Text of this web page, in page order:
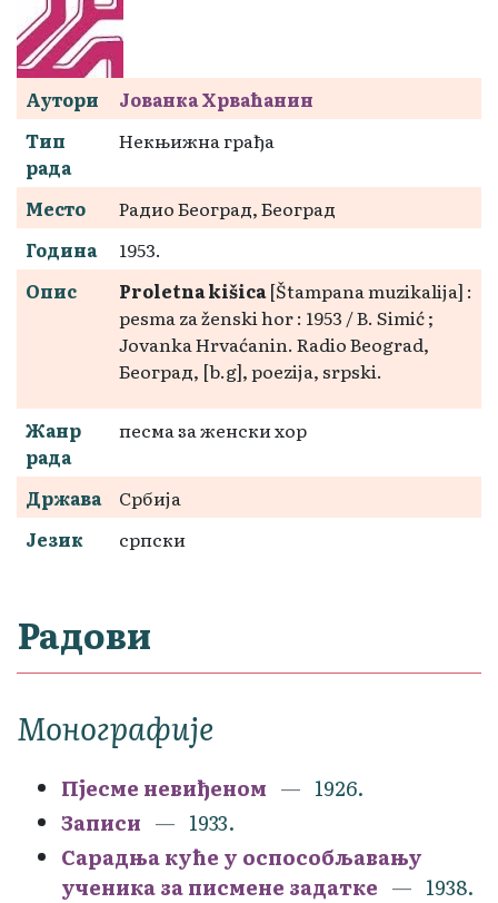
Аутори
Јованка Хрваћанин
Тип
рада
Некњижна грађа
Место
Радио Београд, Београд
Година
1953.
Опис
Proletna kišica[Štampana muzikalija] :
pesma za ženski hor : 1953 / B. Simić ;
Jovanka Hrvaćanin. Radio Beograd,
Београд, [b.g], poezija, srpski.
Жанр
рада
песма за женски хор
Држава
Србија
Језик
српски
Радови
Монографије
Пјесме невиђеном
1926.
Записи
1933.
Сарадња куће у оспособљавању
ученика за писмене задатке
1938.